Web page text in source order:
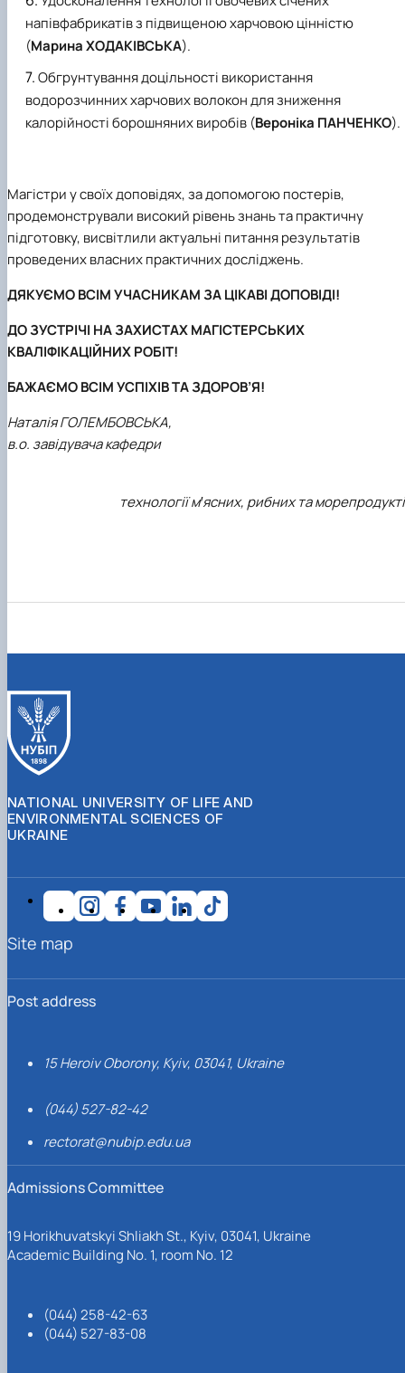
напівфабрикатів з підвищеною харчовою цінністю
(Марина ХОДАКІВСЬКА).
Обгрунтування доцільності використання
водорозчинних харчових волокон для зниження
калорійності борошняних виробів (Вероніка ПАНЧЕНКО).
Магістри у своїх доповідях, за допомогою постерів,
продемонстрували високий рівень знань та практичну
підготовку, висвітлили актуальні питання результатів
проведених власних практичних досліджень.
ДЯКУЄМО ВСІМ УЧАСНИКАМ ЗА ЦІКАВІ ДОПОВІДІ!
ДО ЗУСТРІЧІ НА ЗАХИСТАХ МАГІСТЕРСЬКИХ
КВАЛІФІКАЦІЙНИХ РОБІТ!
БАЖАЄМО ВСІМ УСПІХІВ ТА ЗДОРОВ’Я!
Наталія ГОЛЕМБОВСЬКА,
в.о. завідувача кафедри
технології мꞌясних, рибних та
NATIONAL UNIVERSITY OF LIFE AND
ENVIRONMENTAL SCIENCES OF
UKRAINE
Post address
15 Heroiv Oborony, Kyiv, 03041, Ukraine
(044) 527-82-42
rectorat@nubip.edu.ua
Admissions Committee
19 Horikhuvatskyi Shliakh St., Kyiv, 03041, Ukraine
Academic Building No. 1, room No. 12
(044) 258-42-63
(044) 527-83-08
Site map